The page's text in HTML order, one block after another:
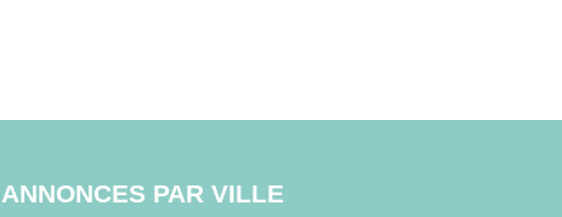
ANNONCES PAR VILLE